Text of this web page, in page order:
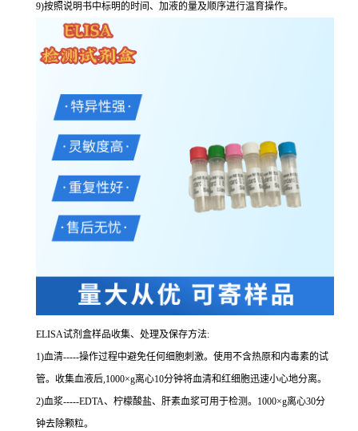
9)按照说明书中标明的时间、加液的量及顺序进行温育操作。
ELISA试剂盒样品收集、处理及保存方法:
1)血清-----操作过程中避免任何细胞刺激。使用不含热原和内毒素的试
管。收集血液后,1000×g离心10分钟将血清和红细胞迅速小心地分离。
2)血浆-----EDTA、柠檬酸盐、肝素血浆可用于检测。 1000×g离心30分
钟去除颗粒。